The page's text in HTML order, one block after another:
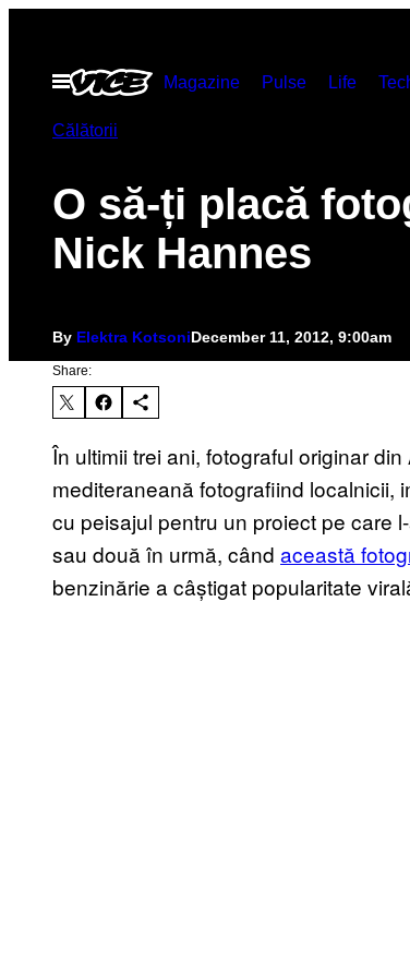
contentOpen
Menu
Magazine Pulse Life
Călătorii
O să-ți placă
Nick Hannes
By Elektra KotsoniDecember 11, 2012, 9:00am
Share:
În ultimii trei ani, fotograful originar din
mediteraneană fotografiind localnicii,
cu peisajul pentru un proiect pe care
sau două în urmă, când această
benzinărie a câștigat popularitate